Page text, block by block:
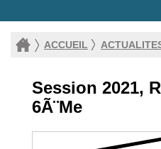
ACCUEIL
Session 2021,
6Ã¨me